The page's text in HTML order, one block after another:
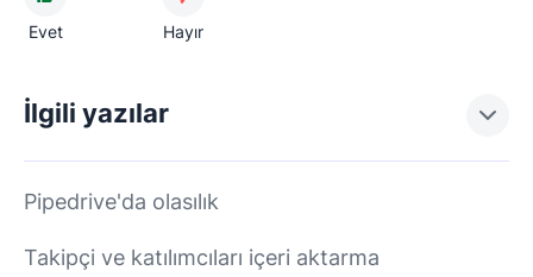
Evet Hayır
İlgili yazılar
Pipedrive'da olasılık
Takipçi ve katılımcıları içeri aktarma